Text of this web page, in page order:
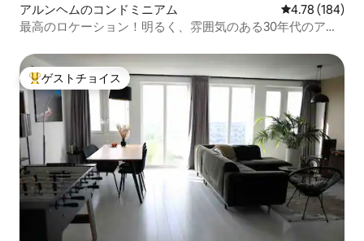
アルンヘムのコンドミニアム レビュー184
4.78 (184)
最高のロケーション！明るく、雰囲気のある30年代のアパ
大好評のゲストチョイスです。
ゲストチョイス